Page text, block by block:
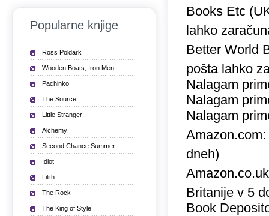
Books Etc
lahko
Better World
pošta lahko
Nalagam
Nalagam
Nalagam
Amazon.com:
dneh)
Britanije v 5
Book
Popularne knjige
Ross Poldark
Wooden Boats, Iron Men
Pachinko
The Source
Little Stranger
Alchemy
Second Chance Summer
Idiot
Lilith
The Rock
The King of Style